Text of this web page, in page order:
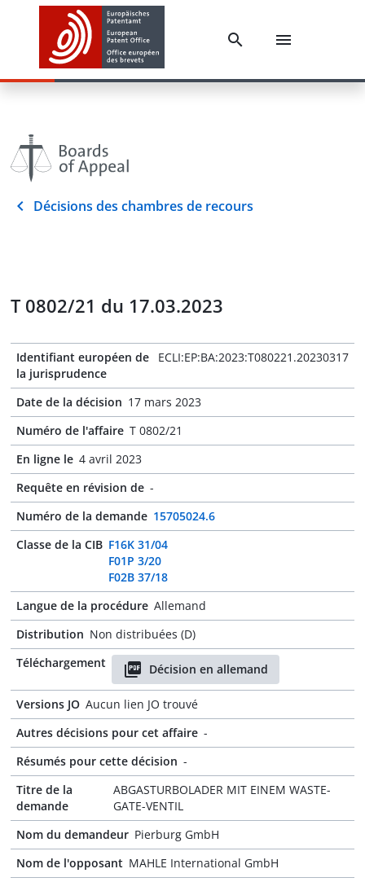
Décisions des chambres de recours
T 0802/21 du 17.03.2023
Identifiant européen de
la jurisprudence
ECLI:EP:BA:2023:T080221.20230317
Date de la décision 17 mars 2023
Numéro de l'affaire T 0802/21
En ligne le 4 avril 2023
Requête en révision de -
Numéro de la demande 15705024.6
Classe de la CIB F16K 31/04
F01P 3/20
F02B 37/18
Langue de la procédure Allemand
Distribution Non distribuées (D)
Téléchargement
Décision en allemand
Versions JO Aucun lien JO trouvé
Autres décisions pour cet affaire -
Résumés pour cette décision -
Titre de la
demande
ABGASTURBOLADER MIT EINEM WASTE-
GATE-VENTIL
Nom du demandeur Pierburg GmbH
Nom de l'opposant MAHLE International GmbH